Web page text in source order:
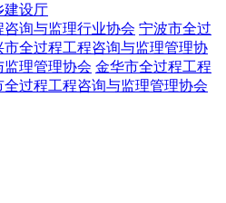
建设厅
询与监理行业协会 宁波市全过
市全过程工程咨询与监理管理协
理管理协会 金华市全过程工程
全过程工程咨询与监理管理协会